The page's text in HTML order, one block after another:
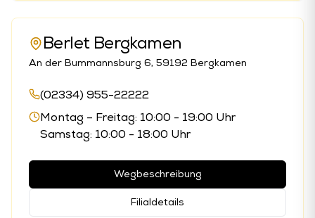
Berlet Bergkamen
An der Bummannsburg 6, 59192 Bergkamen
(02334) 955-22222
Montag – Freitag: 10:00 - 19:00 Uhr
Samstag: 10:00 - 18:00 Uhr
Wegbeschreibung
Filialdetails